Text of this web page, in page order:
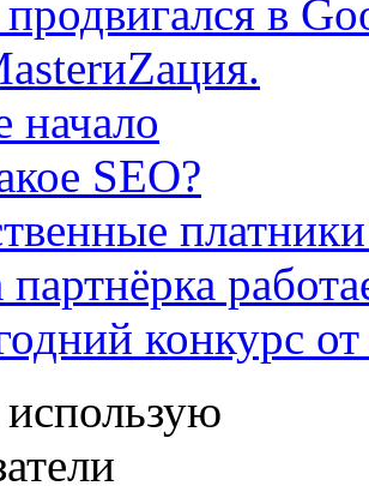
в
начало
SEO?
партнёрка
конкурс